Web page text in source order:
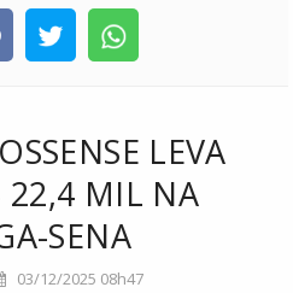
LEVA
22,4 MIL NA
SENA
03/12/2025 08h47